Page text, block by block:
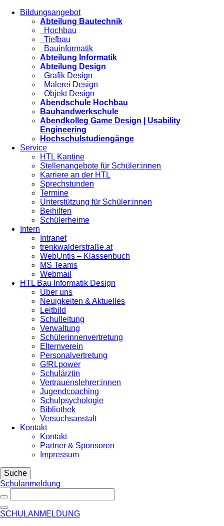
Bildungsangebot
Abteilung Bautechnik
Hochbau
Tiefbau
Bauinformatik
Abteilung Informatik
Abteilung Design
Grafik Design
Malerei Design
Objekt Design
Abendschule Hochbau
Bauhandwerkschule
Abendkolleg Game Design | Usability
Engineering
Hochschulstudiengänge
Service
HTL Kantine
Stellenangebote für Schüler:innen
Karriere an der HTL
Sprechstunden
Termine
Unterstützung für Schüler:innen
Beihilfen
Schülerheime
Intern
Intranet
trenkwalderstraße.at
WebUntis – Klassenbuch
MS Teams
Webmail
HTL Bau Informatik Design
Über uns
Neuigkeiten & Aktuelles
Leitbild
Schulleitung
Verwaltung
Schülerinnenvertretung
Elternverein
Personalvertretung
G!RLpower
Schulärztin
Vertrauenslehrer:innen
Jugendcoaching
Schulpsychologie
Bibliothek
Versuchsanstalt
Kontakt
Kontakt
Partner & Sponsoren
Impressum
Suche
Schulanmeldung
SCHULANMELDUNG